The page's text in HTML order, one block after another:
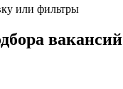
или фильтры
вакансий